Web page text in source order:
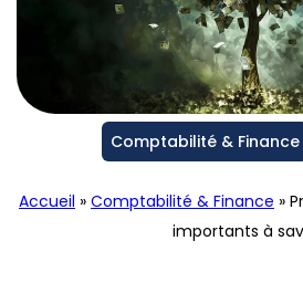
Comptabilité & Finance
Accueil » Comptabilité & Finance »
importants à